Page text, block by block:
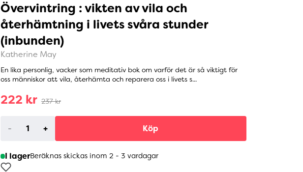
Övervintring : vikten av vila och
återhämtning i livets svåra stunder
(inbunden)
Katherine May
En lika personlig, vacker som meditativ bok om varför det är så viktigt för
oss människor att vila, återhämta och reparera oss i livets s...
222 kr 237 kr
- + Köp
I lagerBeräknas skickas inom 2 - 3 vardagar